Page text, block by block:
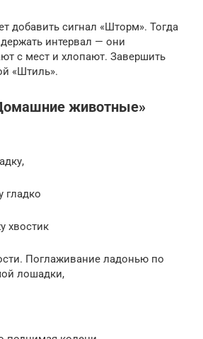
добавить сигнал «Шторм». Тогда
интервал — они
с мест и хлопают. Завершить
«Штиль».
животные»
гладко
хвостик
Поглаживание ладонью по
лошадки,